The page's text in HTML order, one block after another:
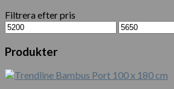
Filtrera efter pris
Min
pris
Max
pris
Produkter